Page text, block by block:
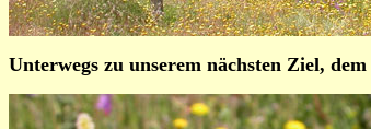
Unterwegs zu unserem nächsten Ziel, dem